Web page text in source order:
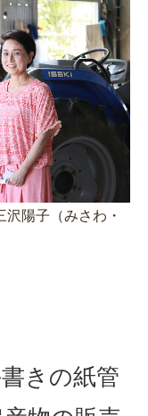
沢陽子（みさわ・
きの紙管